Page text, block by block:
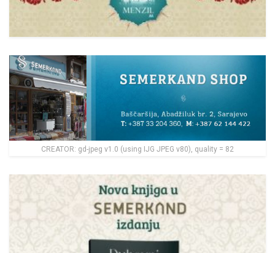
CREATOR: gd-jpeg v1.0 (using IJG JPEG v80), quality = 82